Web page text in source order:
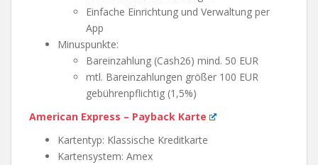
Einfache Einrichtung und Verwaltung per
App
Minuspunkte:
Bareinzahlung (Cash26) mind. 50 EUR
mtl. Bareinzahlungen größer 100 EUR
gebührenpflichtig (1,5%)
American Express – Payback Karte
Kartentyp: Klassische Kreditkarte
Kartensystem: Amex